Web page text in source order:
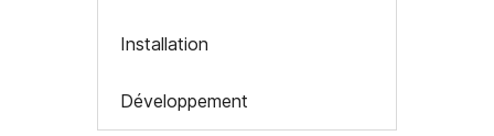
Installation
Développement